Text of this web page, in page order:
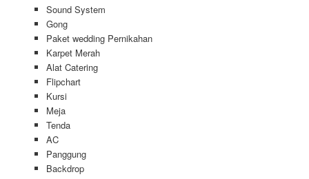
Sound System
Gong
Paket wedding Pernikahan
Karpet Merah
Alat Catering
Flipchart
Kursi
Meja
Tenda
AC
Panggung
Backdrop